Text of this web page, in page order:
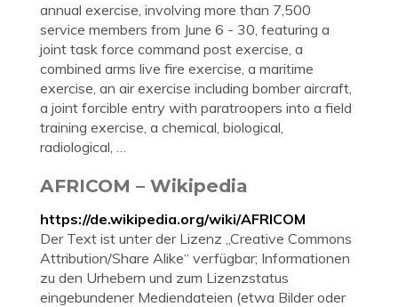
annual exercise, involving more than 7,500
service members from June 6 - 30, featuring a
joint task force command post exercise, a
combined arms live fire exercise, a maritime
exercise, an air exercise including bomber aircraft,
a joint forcible entry with paratroopers into a field
training exercise, a chemical, biological,
radiological, …
AFRICOM – Wikipedia
https://de.wikipedia.org/wiki/AFRICOM
Der Text ist unter der Lizenz „Creative Commons
Attribution/Share Alike“ verfügbar; Informationen
zu den Urhebern und zum Lizenzstatus
eingebundener Mediendateien (etwa Bilder oder